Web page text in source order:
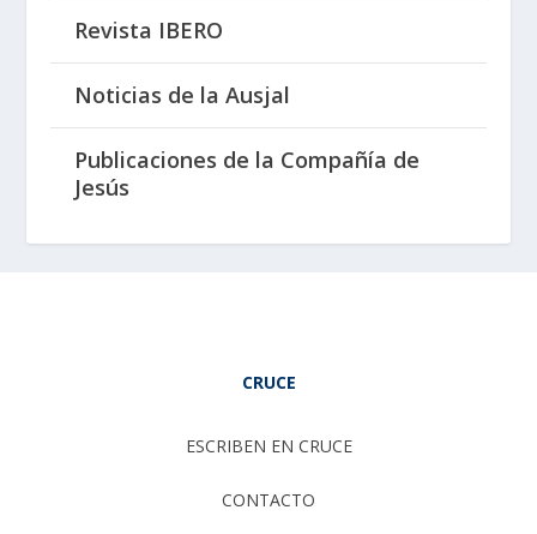
Revista IBERO
Noticias de la Ausjal
Publicaciones de la Compañía de
Jesús
CRUCE
ESCRIBEN EN CRUCE
CONTACTO